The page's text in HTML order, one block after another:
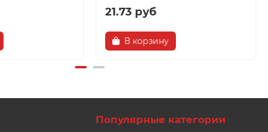
21.73 руб
В корзину
Популярные категории